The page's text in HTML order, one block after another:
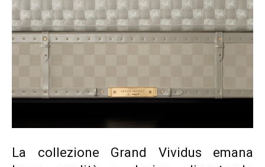
La collezione Grand Vividus emana